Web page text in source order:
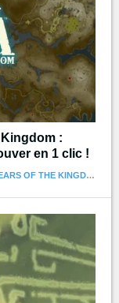
:
en 1 clic !
THE LEGEND OF ZELDA : TEARS OF THE KINGDOM